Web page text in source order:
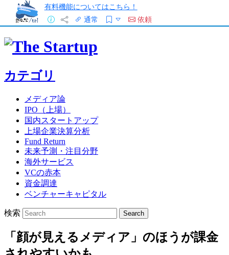
有料機能についてはこちら！
通常
依頼